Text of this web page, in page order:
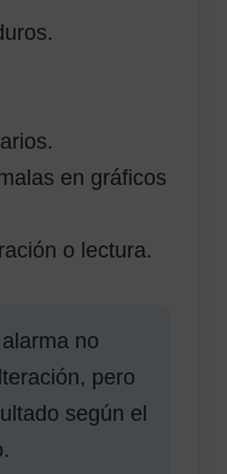
en gráficos
o lectura.
no
pero
según el